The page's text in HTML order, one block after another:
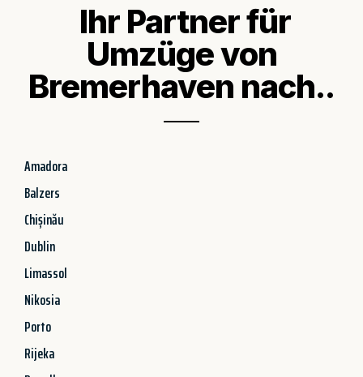
Ihr Partner für
Umzüge von
Bremerhaven nach..
Amadora
Balzers
Chișinău
Dublin
Limassol
Nikosia
Porto
Rijeka